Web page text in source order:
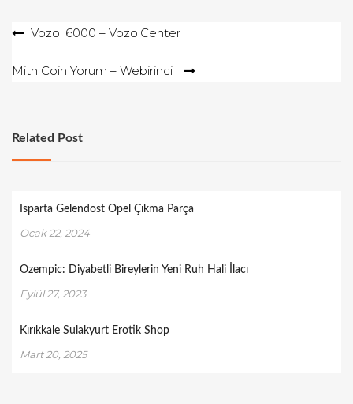
YazıVozol 6000 – VozolCenter
Mith Coin Yorum – Webirinci
Related Post
Isparta Gelendost Opel Çıkma Parça
Ocak 22, 2024
Ozempic: Diyabetli Bireylerin Yeni Ruh Hali İlacı
Eylül 27, 2023
Kırıkkale Sulakyurt Erotik Shop
Mart 20, 2025